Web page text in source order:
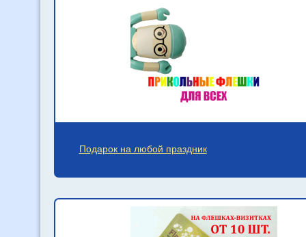
Подарок на любой праздник